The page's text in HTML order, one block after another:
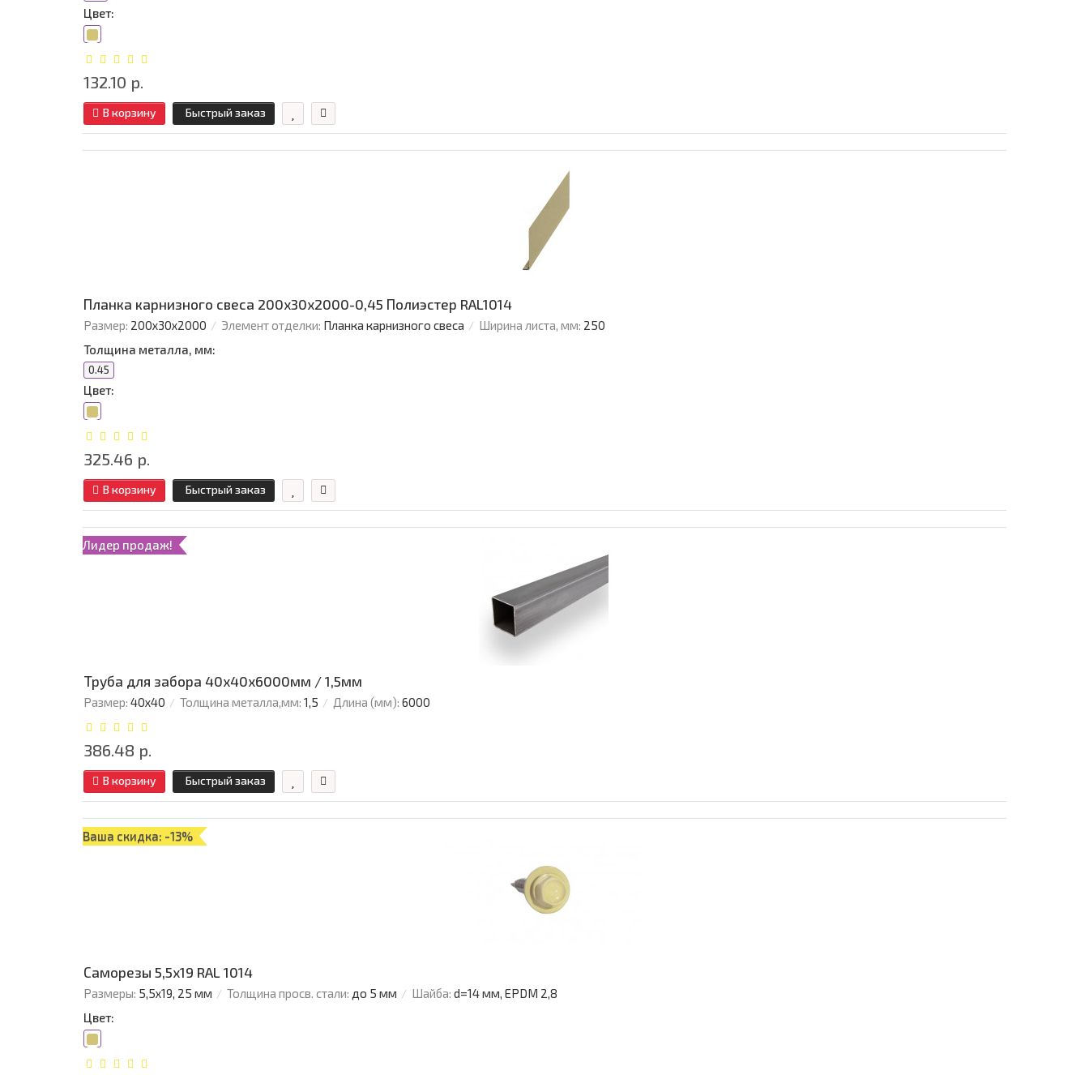
Цвет:
132.10 р.
В корзину Быстрый заказ
Планка карнизного свеса 200х30х2000-0,45 Полиэстер RAL1014
Размер: 200х30х2000 Элемент отделки: Планка карнизного свеса Ширина листа, мм: 250
Толщина металла, мм:
0.45
Цвет:
325.46 р.
В корзину Быстрый заказ
Лидер продаж!
Труба для забора 40х40x6000мм / 1,5мм
Размер: 40х40 Толщина металла,мм: 1,5 Длина (мм): 6000
386.48 р.
В корзину Быстрый заказ
Ваша скидка: -13%
Саморезы 5,5х19 RAL 1014
Размеры: 5,5х19, 25 мм Толщина просв. стали: до 5 мм Шайба: d=14 мм, EPDM 2,8
Цвет: